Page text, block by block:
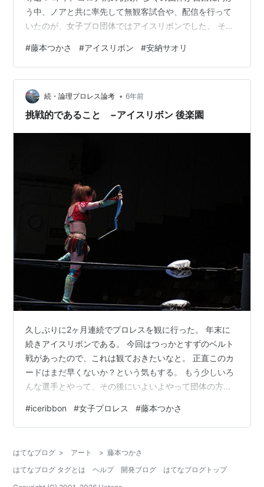
う中、ノアと共に率先して無観客試合や、配信を行って
いたのが、女子プロ団体ではアイスリボンでした。 その
本は、団体最高峰ベルト・ICE∞（インフィニティ）の王
座に返り咲く。 華麗なビーナスシュート 藤本つかさ、通
称つっかは、東スポ女子プロレスMVPを３年連続受賞し
ていたスターダムの紫雷イオより、２０１８年は藤本が
女子プロレス大賞を受賞。 ２０１９年と２０２０年は再
#藤本つかさ #アイスリボン #安納サオリ
続・論理プロレス論考 • 6年前
挑戦的であること −アイスリボン 後楽園
久しぶりに2ヶ月連続でプロレスを観に行った。 年末に
続きアイスリボンである。 今回はつっかとすずのベルト
戦があったので、これは観ておきたいなと。 正直このカ
ードはまだ早くないか？という気もする。 もう少しいろ
んな選手とやって、その後にいよいよやって団体の方向
るんだよな。 ともあれ、つっかがここで勝ってしまうの
は逆戻り感があるし、かと言ってすずがこのタイミング
も新しくなるので、ここでドローで王座剥奪、トーナメ
ントで新王者を決めるみたいな感じもありかもしれな
#iceribbon #女子プロレス #藤本つかさ
はてなブログ > アート > 藤本つかさ
はてなブログ タグとは
ヘルプ 開発ブログ
はてなブログトップ